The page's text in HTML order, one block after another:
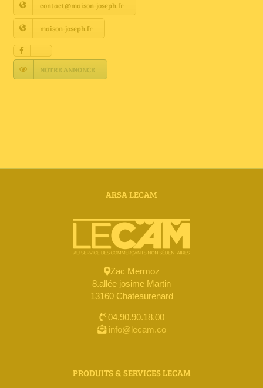
Actualités
Contact
contact@maison-joseph.fr
maison-joseph.fr
NOTRE ANNONCE
ARSA LECAM
Zac Mermoz
8.allée josime Martin
13160 Chateaurenard
04.90.90.18.00
info@lecam.co
PRODUITS & SERVICES LECAM